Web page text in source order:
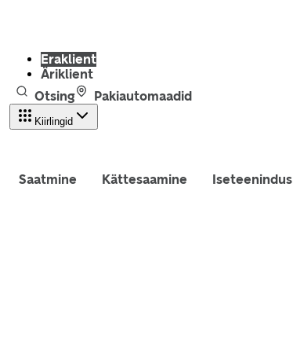
Eraklient
Äriklient
Otsing
Pakiautomaadid
Kiirlingid
Saatmine Kättesaamine Iseteenindus